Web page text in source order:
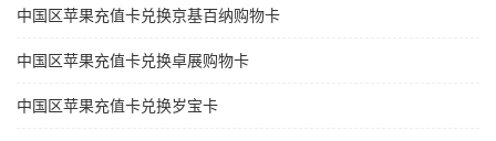
中国区苹果充值卡兑换京基百纳购物卡
中国区苹果充值卡兑换卓展购物卡
中国区苹果充值卡兑换岁宝卡